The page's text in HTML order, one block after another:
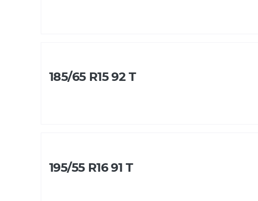
185/65 R15 92 T
195/55 R16 91 T